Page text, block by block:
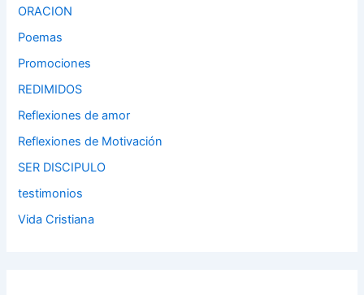
ORACION
Poemas
Promociones
REDIMIDOS
Reflexiones de amor
Reflexiones de Motivación
SER DISCIPULO
testimonios
Vida Cristiana